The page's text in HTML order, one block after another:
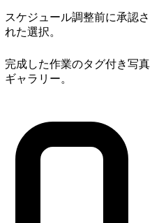
スケジュール調整前に承認さ
れた選択。
完成した作業のタグ付き写真
ギャラリー。